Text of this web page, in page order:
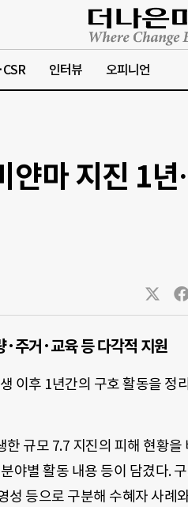
인터뷰 오피니언
얀마 지진 1
주거·교육 등 다각적 지원
이후 1년간의 구호 활동을 정
규모 7.7 지진의 피해 현황을
야별 활동 내용 등이 담겼다.
등으로 구분해 수혜자 사례